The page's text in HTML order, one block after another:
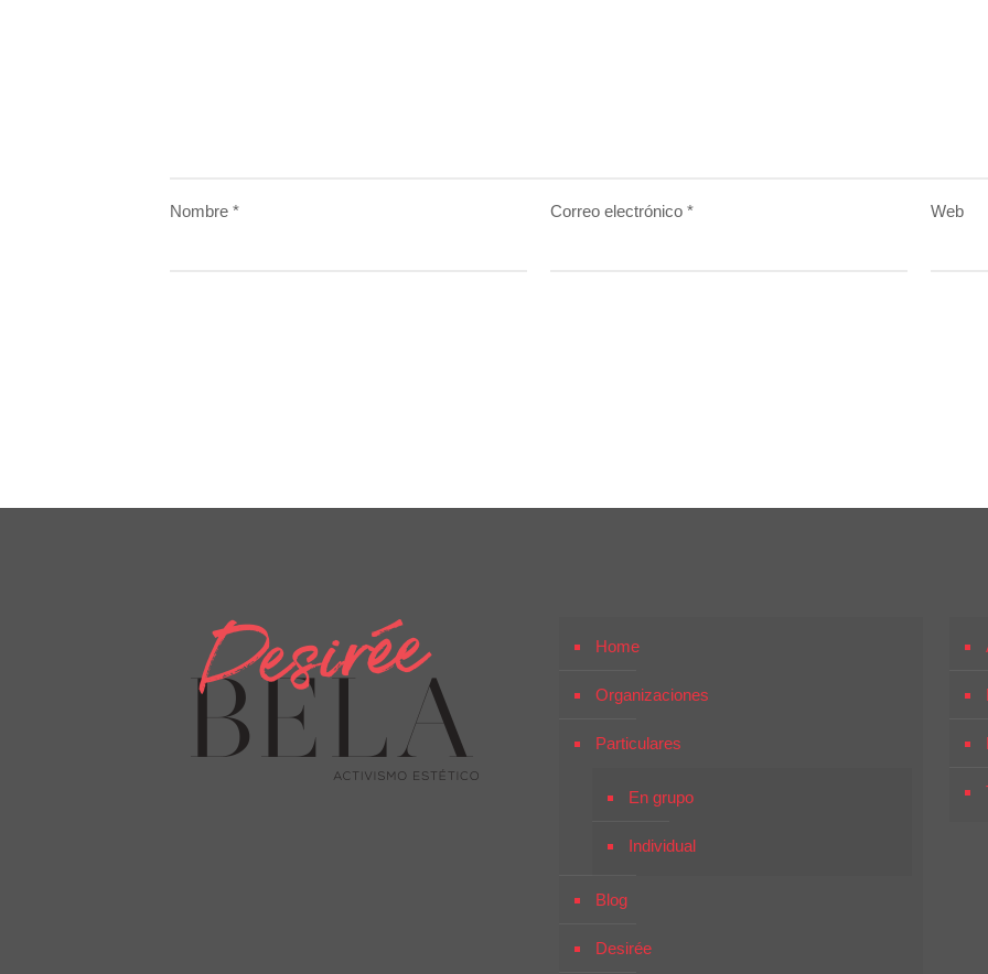
Nombre * Correo electrónico * Web
Home
Organizaciones
Particulares
En grupo
Individual
Blog
Desirée